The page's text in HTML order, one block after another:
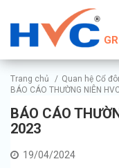
Trang chủ / Quan hệ Cổ
BÁO CÁO THƯỜNG NIÊN
BÁO CÁO
2023
19/04/2024